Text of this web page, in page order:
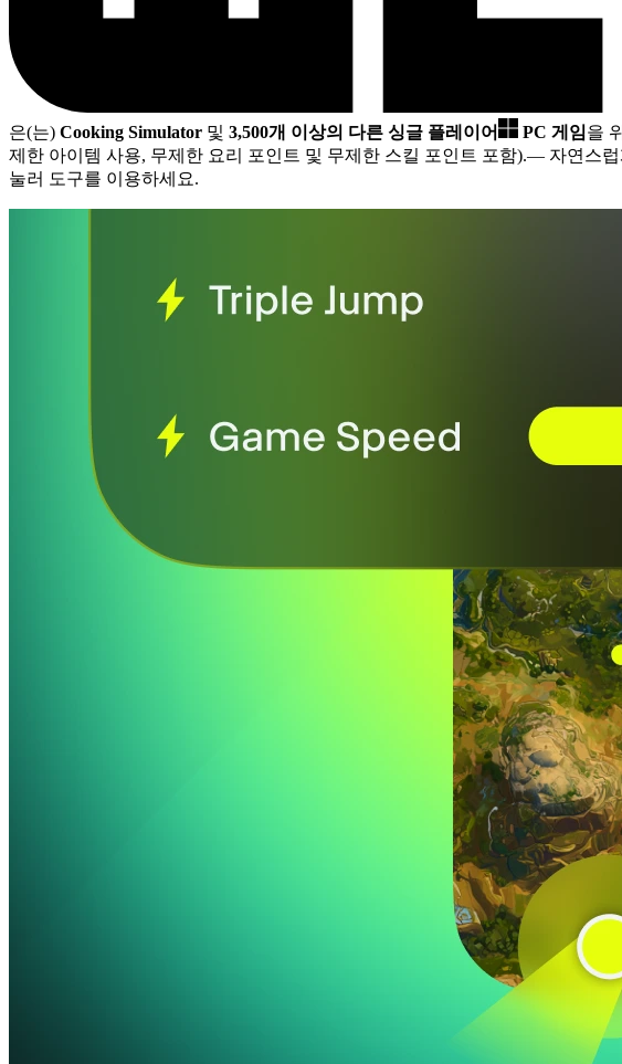
은(는) Cooking Simulator 및 3,500개 이상의 다른 싱글 플레이어 PC 게임을
제한 아이템 사용, 무제한 요리 포인트 및 무제한 스킬 포인트 포함).— 자연스럽
눌러 도구를 이용하세요.